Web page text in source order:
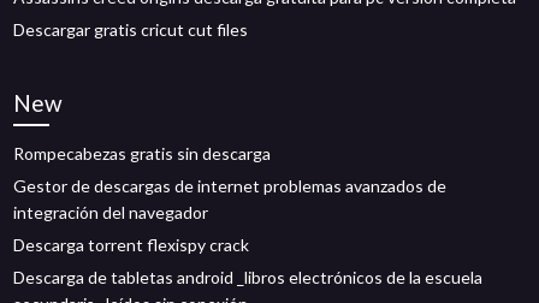
Descargar gratis cricut cut files
New
Rompecabezas gratis sin descarga
Gestor de descargas de internet problemas avanzados de
integración del navegador
Descarga torrent flexispy crack
Descarga de tabletas android _libros electrónicos de la escuela